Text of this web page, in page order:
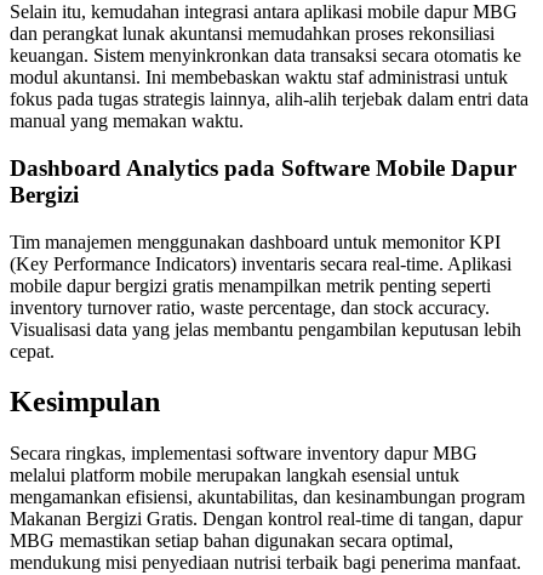
Selain itu, kemudahan integrasi antara aplikasi mobile dapur MBG
dan perangkat lunak akuntansi memudahkan proses rekonsiliasi
keuangan. Sistem menyinkronkan data transaksi secara otomatis ke
modul akuntansi. Ini membebaskan waktu staf administrasi untuk
fokus pada tugas strategis lainnya, alih-alih terjebak dalam entri data
manual yang memakan waktu.
Dashboard Analytics pada Software Mobile Dapur
Bergizi
Tim manajemen menggunakan dashboard untuk memonitor KPI
(Key Performance Indicators) inventaris secara real-time. Aplikasi
mobile dapur bergizi gratis menampilkan metrik penting seperti
inventory turnover ratio, waste percentage, dan stock accuracy.
Visualisasi data yang jelas membantu pengambilan keputusan lebih
cepat.
Kesimpulan
Secara ringkas, implementasi software inventory dapur MBG
melalui platform mobile merupakan langkah esensial untuk
mengamankan efisiensi, akuntabilitas, dan kesinambungan program
Makanan Bergizi Gratis. Dengan kontrol real-time di tangan, dapur
MBG memastikan setiap bahan digunakan secara optimal,
mendukung misi penyediaan nutrisi terbaik bagi penerima manfaat.